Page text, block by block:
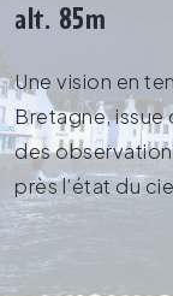
alt. 85m
Une vision en
Bretagne, issue
des
près l’état du